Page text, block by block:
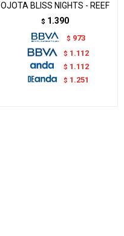
OJOTA BLISS NIGHTS - REEF
$ 1.390
$ 973
$ 1.112
$ 1.112
$ 1.251